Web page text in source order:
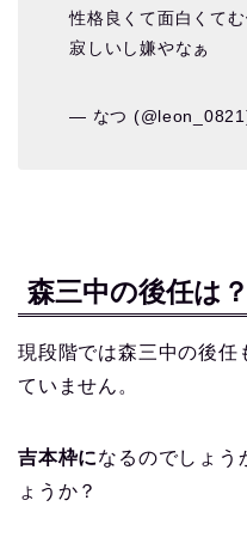
性格良くて面白くて
寂しいし嫌やなぁ
— なつ
森三中の後任は？
現段階では森三中の後任
ていません。
吉本枠になるのでしょう
ょうか？